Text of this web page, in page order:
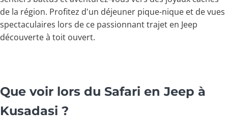
de la région. Profitez d'un déjeuner pique-nique et de vues
spectaculaires lors de ce passionnant trajet en Jeep
découverte à toit ouvert.
Que voir lors du Safari en Jeep à
Kusadasi ?